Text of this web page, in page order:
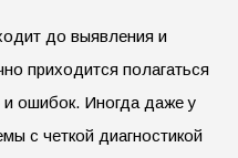
до выявления и
приходится полагаться
ошибок. Иногда даже у
с четкой диагностикой